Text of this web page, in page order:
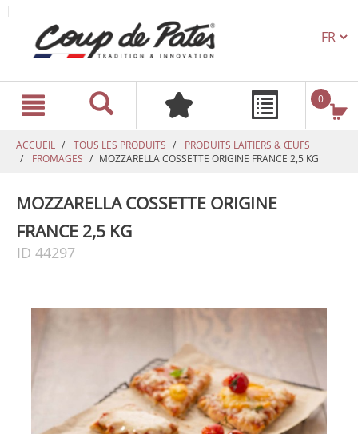
0
ACCUEIL TOUS LES PRODUITS
PRODUITS LAITIERS & ŒUFS
FROMAGES
MOZZARELLA COSSETTE ORIGINE FRANCE 2,5 KG
MOZZARELLA COSSETTE ORIGINE
FRANCE 2,5 KG
ID 44297